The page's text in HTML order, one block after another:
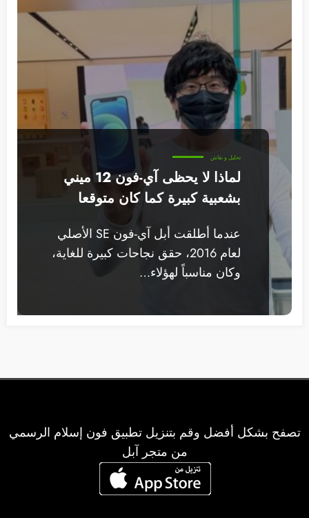
تحليل و نقاش
لماذا لا يحظى آي-فون 12 ميني
بشعبية كبيرة كما كان متوقعا
عندما أطلقت أبل آي-فون SE الأصلي
لعام 2016، حقق نجاحات كبيرة للغاية،
وكان مناسباً لهؤلاء…
تصفح بشكل أفضل وقم بتنزيل تطبيق فون إسلام الرسمي
من متجر آبل